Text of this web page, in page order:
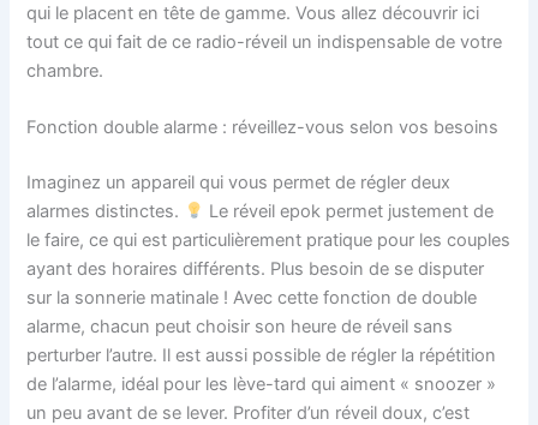
qui le placent en tête de gamme. Vous allez découvrir ici
tout ce qui fait de ce radio-réveil un indispensable de votre
chambre.
Fonction double alarme : réveillez-vous selon vos besoins
Imaginez un appareil qui vous permet de régler deux
alarmes distinctes.
Le réveil epok permet justement de
le faire, ce qui est particulièrement pratique pour les couples
ayant des horaires différents. Plus besoin de se disputer
sur la sonnerie matinale ! Avec cette fonction de double
alarme, chacun peut choisir son heure de réveil sans
perturber l’autre. Il est aussi possible de régler la répétition
de l’alarme, idéal pour les lève-tard qui aiment « snoozer »
un peu avant de se lever. Profiter d’un réveil doux, c’est